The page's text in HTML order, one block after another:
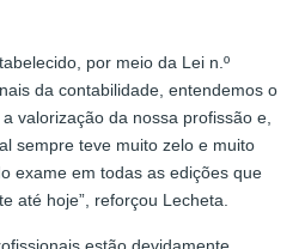
por meio da Lei n.º
da contabilidade, entendemos o
valorização da nossa profissão e,
sempre teve muito zelo e muito
exame em todas as edições que
até hoje”, reforçou Lecheta.
estão devidamente